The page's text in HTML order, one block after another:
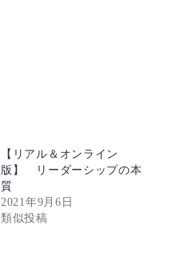
【リアル＆オンライン
版】 リーダーシップの本
質
2021年9月6日
類似投稿